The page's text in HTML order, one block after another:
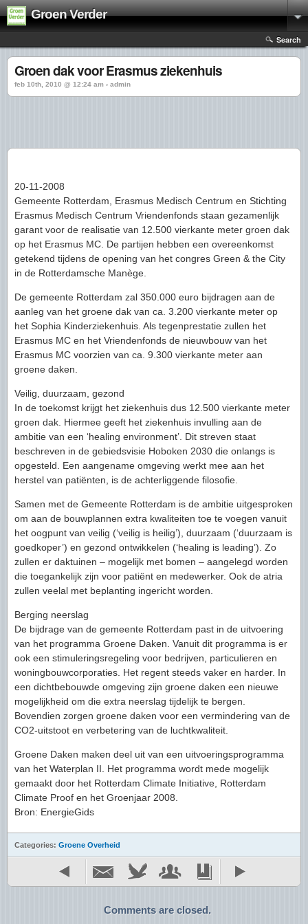
Groen Verder
Search
Groen dak voor Erasmus ziekenhuis
feb 10th, 2010 @ 12:24 am › admin
20-11-2008
Gemeente Rotterdam, Erasmus Medisch Centrum en Stichting
Erasmus Medisch Centrum Vriendenfonds staan gezamenlijk
garant voor de realisatie van 12.500 vierkante meter groen dak
op het Erasmus MC. De partijen hebben een overeenkomst
getekend tijdens de opening van het congres Green & the City
in de Rotterdamsche Manège.
De gemeente Rotterdam zal 350.000 euro bijdragen aan de
aanleg van het groene dak van ca. 3.200 vierkante meter op
het Sophia Kinderziekenhuis. Als tegenprestatie zullen het
Erasmus MC en het Vriendenfonds de nieuwbouw van het
Erasmus MC voorzien van ca. 9.300 vierkante meter aan
groene daken.
Veilig, duurzaam, gezond
In de toekomst krijgt het ziekenhuis dus 12.500 vierkante meter
groen dak. Hiermee geeft het ziekenhuis invulling aan de
ambitie van een ‘healing environment’. Dit streven staat
beschreven in de gebiedsvisie Hoboken 2030 die onlangs is
opgesteld. Een aangename omgeving werkt mee aan het
herstel van patiënten, is de achterliggende filosofie.
Samen met de Gemeente Rotterdam is de ambitie uitgesproken
om aan de bouwplannen extra kwaliteiten toe te voegen vanuit
het oogpunt van veilig (‘veilig is heilig’), duurzaam (‘duurzaam is
goedkoper’) en gezond ontwikkelen (‘healing is leading’). Zo
zullen er daktuinen – mogelijk met bomen – aangelegd worden
die toegankelijk zijn voor patiënt en medewerker. Ook de atria
zullen veelal met beplanting ingericht worden.
Berging neerslag
De bijdrage van de gemeente Rotterdam past in de uitvoering
van het programma Groene Daken. Vanuit dit programma is er
ook een stimuleringsregeling voor bedrijven, particulieren en
woningbouwcorporaties. Het regent steeds vaker en harder. In
een dichtbebouwde omgeving zijn groene daken een nieuwe
mogelijkheid om die extra neerslag tijdelijk te bergen.
Bovendien zorgen groene daken voor een vermindering van de
CO2-uitstoot en verbetering van de luchtkwaliteit.
Groene Daken maken deel uit van een uitvoeringsprogramma
van het Waterplan II. Het programma wordt mede mogelijk
gemaakt door het Rotterdam Climate Initiative, Rotterdam
Climate Proof en het Groenjaar 2008.
Bron: EnergieGids
Categories: Groene Overheid
Comments are closed.